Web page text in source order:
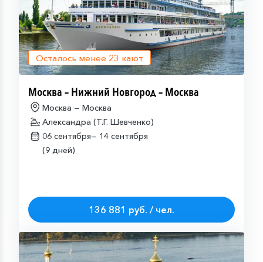
Осталось менее 23 кают
Москва – Нижний Новгород – Москва
Москва — Москва
Александра (Т.Г. Шевченко)
06 сентября— 14 сентября
(9 дней)
136 881 руб. / чел.